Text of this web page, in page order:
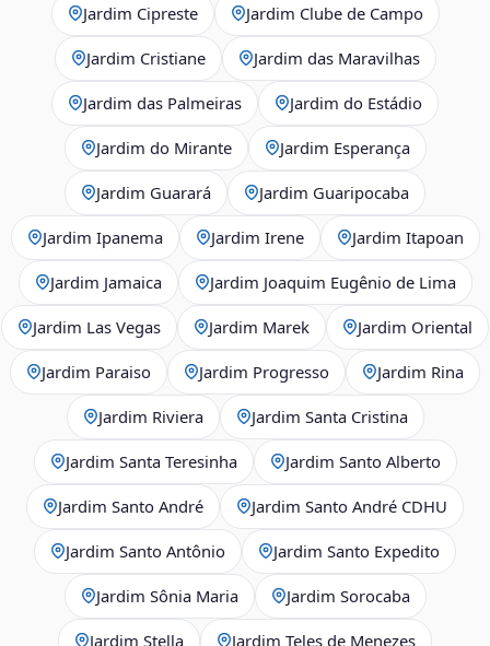
Jardim Cipreste Jardim Clube de Campo
Jardim Cristiane Jardim das Maravilhas
Jardim das Palmeiras Jardim do Estádio
Jardim do Mirante Jardim Esperança
Jardim Guarará Jardim Guaripocaba
Jardim Ipanema Jardim Irene Jardim Itapoan
Jardim Jamaica Jardim Joaquim Eugênio de Lima
Jardim Las Vegas Jardim Marek Jardim Oriental
Jardim Paraiso Jardim Progresso Jardim Rina
Jardim Riviera Jardim Santa Cristina
Jardim Santa Teresinha Jardim Santo Alberto
Jardim Santo André Jardim Santo André CDHU
Jardim Santo Antônio Jardim Santo Expedito
Jardim Sônia Maria Jardim Sorocaba
Jardim Stella Jardim Teles de Menezes